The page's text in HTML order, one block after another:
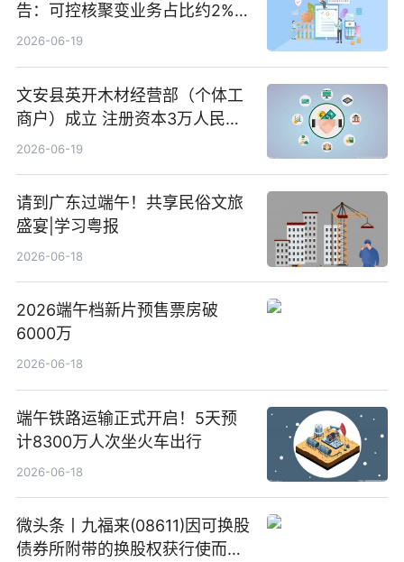
告：可控核聚变业务占比约2%！
前沿热点
2026-06-19
文安县英开木材经营部（个体工
商户）成立 注册资本3万人民币
新要闻
2026-06-19
请到广东过端午！共享民俗文旅
盛宴|学习粤报
2026-06-18
2026端午档新片预售票房破
6000万
2026-06-18
端午铁路运输正式开启！5天预
计8300万人次坐火车出行
2026-06-18
微头条丨九福来(08611)因可换股
债券所附带的换股权获行使而发